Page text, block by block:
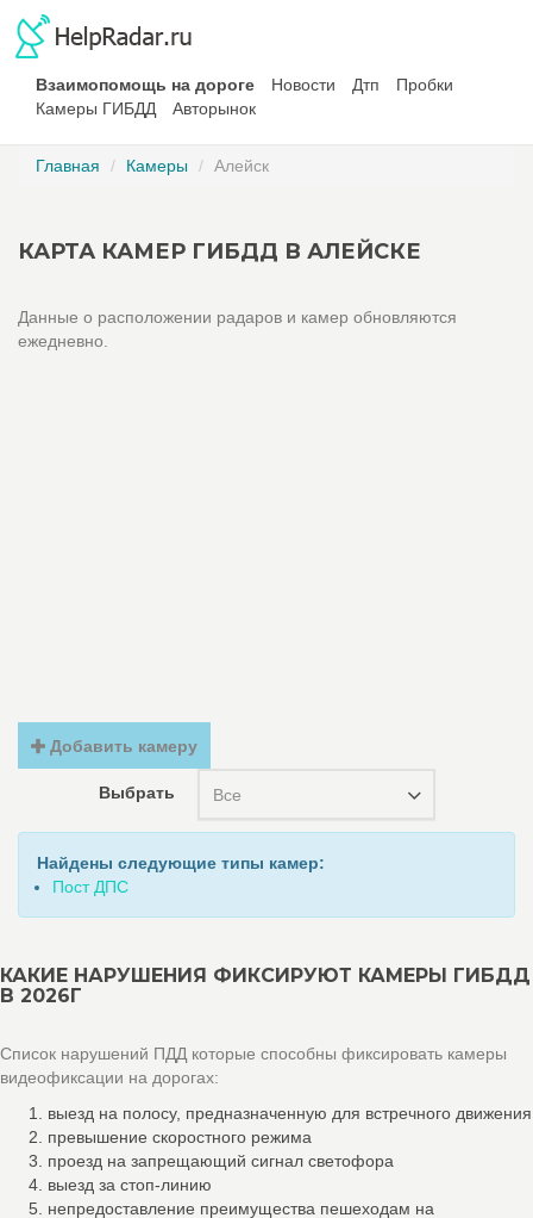
Взаимопомощь на дороге Новости Дтп
Пробки
Камеры ГИБДД
Авторынок
Главная Камеры Алейск
КАРТА КАМЕР ГИБДД В АЛЕЙСКЕ
Данные о расположении радаров и камер обновляются
ежедневно.
Добавить камеру
Выбрать Все
Найдены следующие типы камер:
Пост ДПС
КАКИЕ НАРУШЕНИЯ ФИКСИРУЮТ КАМЕРЫ ГИБДД
В 2026Г
Список нарушений ПДД которые способны фиксировать камеры
видеофиксации на дорогах:
выезд на полосу, предназначенную для встречного движения
превышение скоростного режима
проезд на запрещающий сигнал светофора
выезд за стоп-линию
непредоставление преимущества пешеходам на